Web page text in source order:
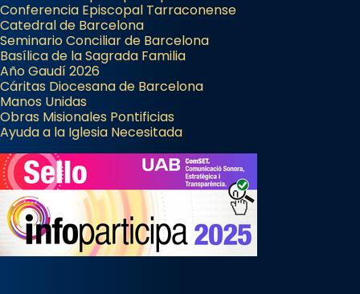
Conferencia Episcopal Tarraconense
Catedral de Barcelona
Seminario Conciliar de Barcelona
Basílica de la Sagrada Familia
Año Gaudí 2026
Cáritas Diocesana de Barcelona
Manos Unidas
Obras Misionales Pontificias
Ayuda a la Iglesia Necesitada